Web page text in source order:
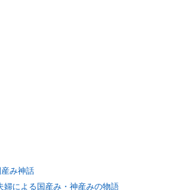
み神話
婦による国産み・神産みの物語